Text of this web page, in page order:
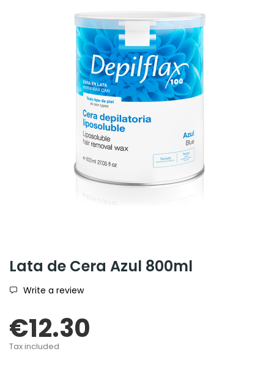
Lata de Cera Azul 800ml
Write a review
€12.30
Tax included